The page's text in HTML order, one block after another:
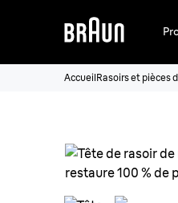
AccueilRasoirs et pièces